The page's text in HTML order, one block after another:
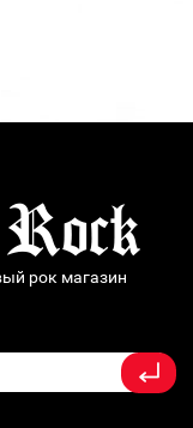
рок магазин